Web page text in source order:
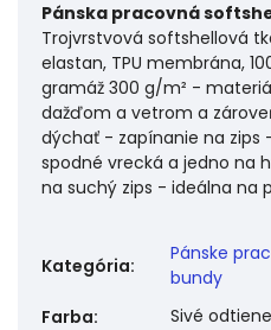
Pánska pracovná
Trojvrstvová softshellová
elastan, TPU membrána,
gramáž 300 g/m² - materiál
dažďom a vetrom a
dýchať - zapínanie na zips
spodné vrecká a jedno na
na suchý zips - ideálna na
Kategória:
Pánske
bundy
Farba:
Sivé odtiene